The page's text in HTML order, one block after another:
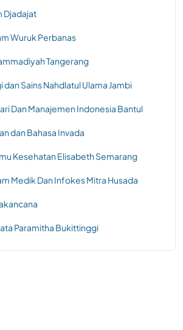
Djadajat
Wuruk Perbanas
Tangerang
Sains Nahdlatul Ulama Jambi
Dan Manajemen Indonesia Bantul
dan Bahasa Invada
Kesehatan Elisabeth Semarang
Medik Dan Infokes Mitra Husada
Paramitha Bukittinggi